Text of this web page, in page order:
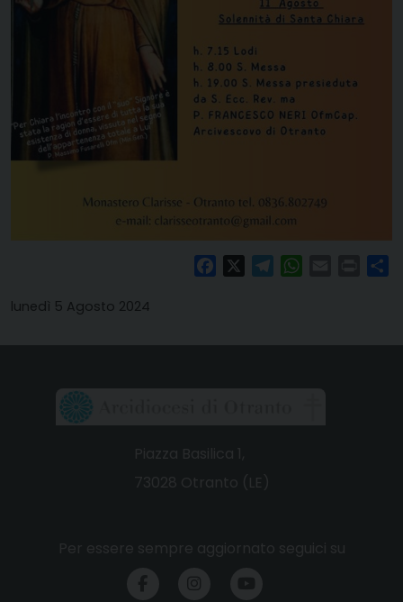
FacebookTelegramWhatsAppPrint
lunedì 5 Agosto 2024